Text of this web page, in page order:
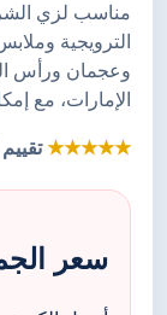
مناسب لزي
الترويجية
وعجمان ورأس
الإمارات، مع
★★★★★تقييم 4.9 • خيار مفضل لطلبات الزي بالجملة
سعر